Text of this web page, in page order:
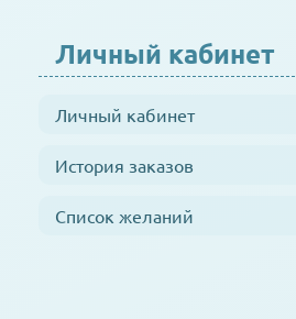
Личный кабинет
Личный кабинет
История заказов
Список желаний